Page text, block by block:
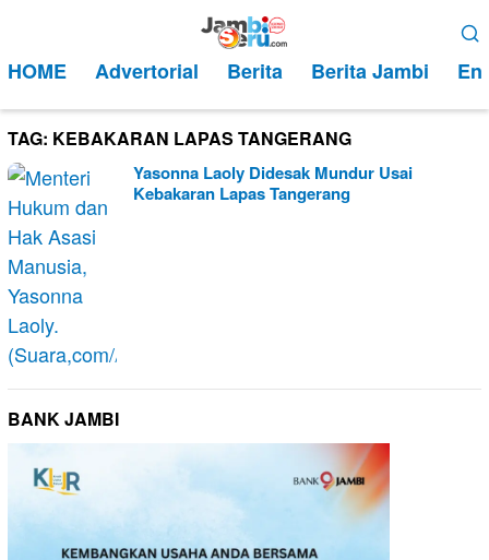
kontenMobile
HOME Advertorial Berita Berita Jambi
TAG: KEBAKARAN LAPAS TANGERANG
Yasonna Laoly Didesak Mundur Usai
Kebakaran Lapas Tangerang
BANK JAMBI